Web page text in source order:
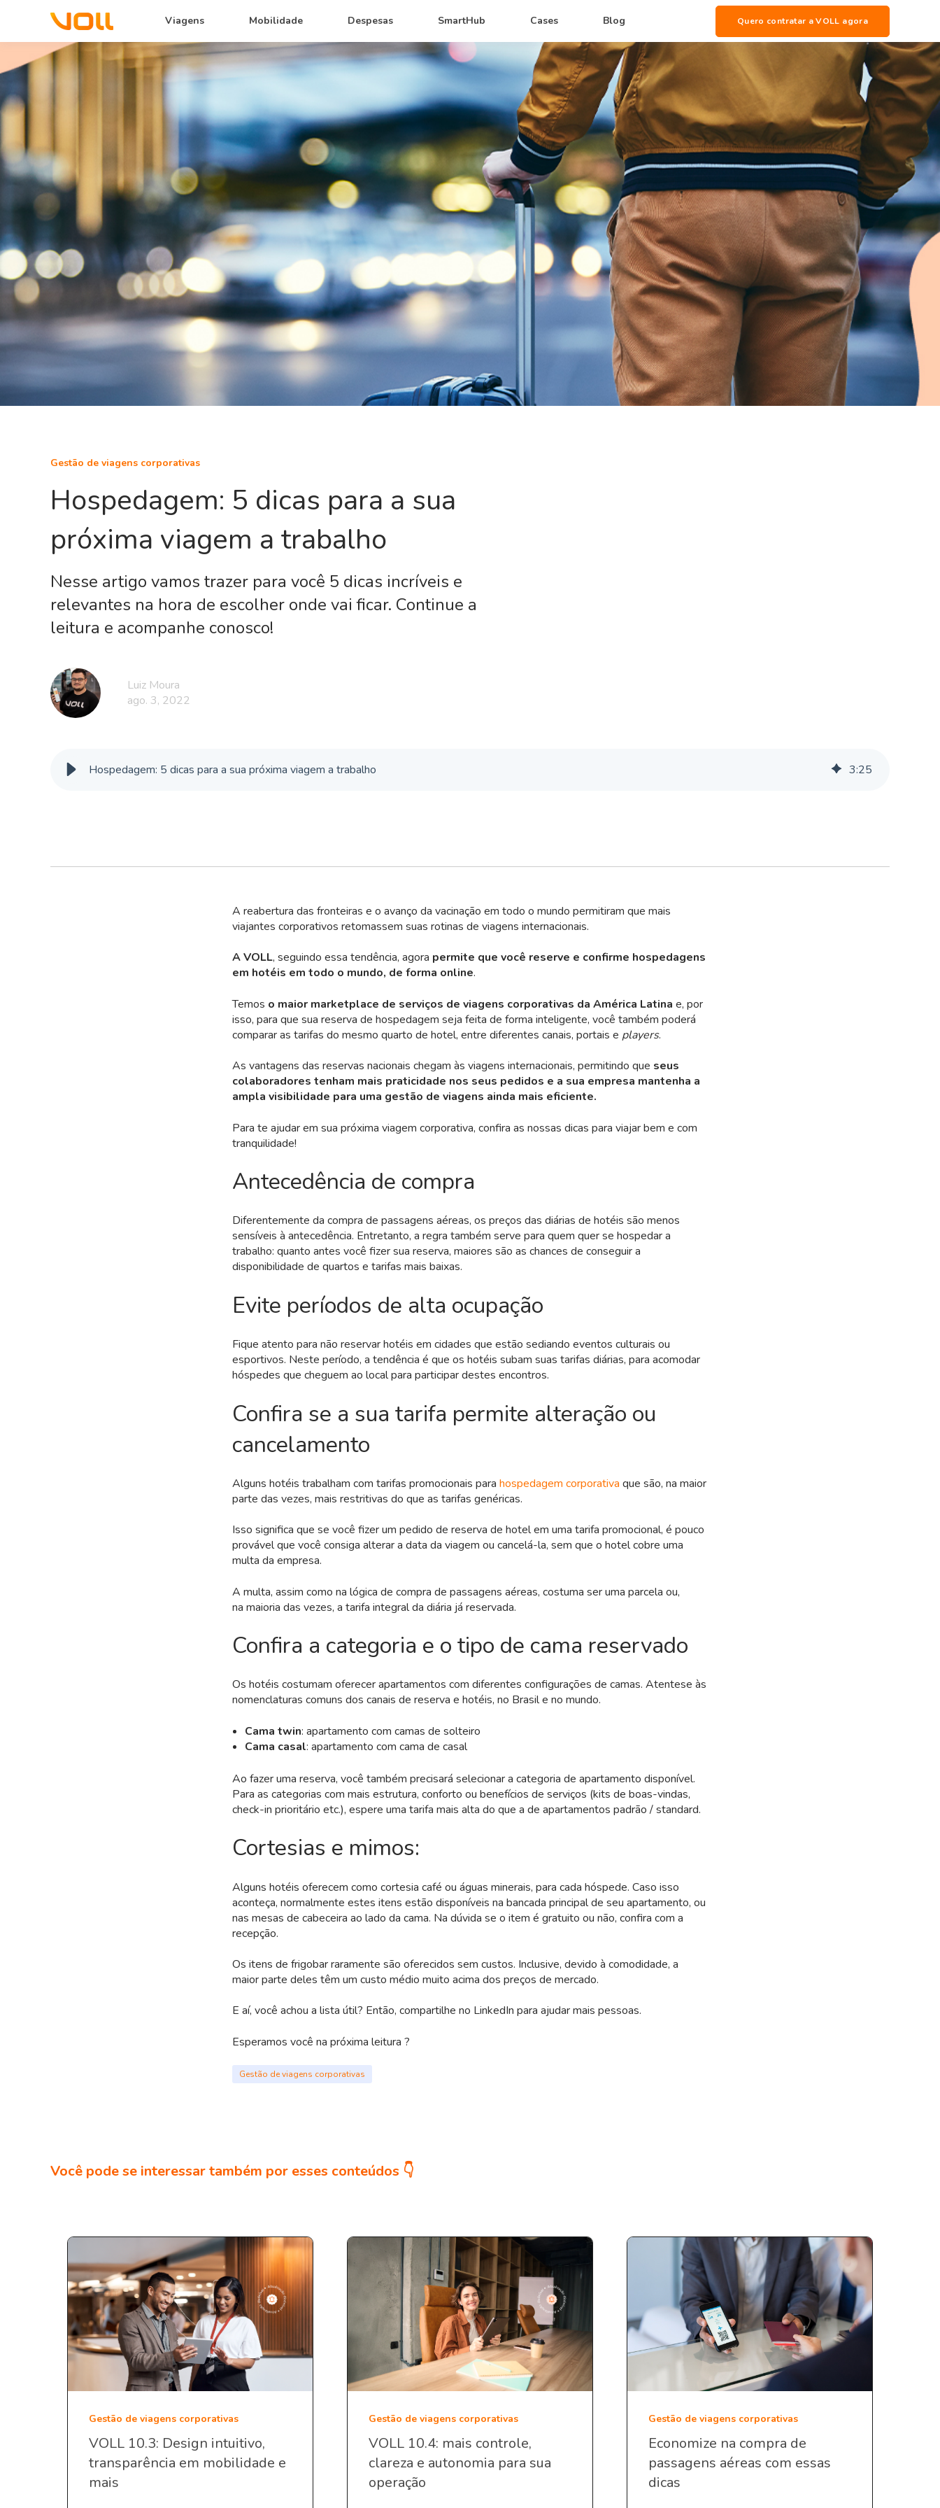
Viagens Mobilidade Despesas SmartHub Cases Blog Quero contratar a VOLL agora
Gestão de viagens corporativas
Hospedagem: 5 dicas para a sua
próxima viagem a trabalho
Nesse artigo vamos trazer para você 5 dicas incríveis e
relevantes na hora de escolher onde vai ficar. Continue a
leitura e acompanhe conosco!
Luiz Moura
ago. 3, 2022
Hospedagem: 5 dicas para a sua próxima viagem a trabalho 3:25
A reabertura das fronteiras e o avanço da vacinação em todo o mundo permitiram que mais
viajantes corporativos retomassem suas rotinas de viagens internacionais.
A VOLL, seguindo essa tendência, agora permite que você reserve e confirme hospedagens
em hotéis em todo o mundo, de forma online.
Temos o maior marketplace de serviços de viagens corporativas da América Latina e, por
isso, para que sua reserva de hospedagem seja feita de forma inteligente, você também poderá
comparar as tarifas do mesmo quarto de hotel, entre diferentes canais, portais e players.
As vantagens das reservas nacionais chegam às viagens internacionais, permitindo que seus
colaboradores tenham mais praticidade nos seus pedidos e a sua empresa mantenha a
ampla visibilidade para uma gestão de viagens ainda mais eficiente.
Para te ajudar em sua próxima viagem corporativa, confira as nossas dicas para viajar bem e com
tranquilidade!
Antecedência de compra
Diferentemente da compra de passagens aéreas, os preços das diárias de hotéis são menos
sensíveis à antecedência. Entretanto, a regra também serve para quem quer se hospedar a
trabalho: quanto antes você fizer sua reserva, maiores são as chances de conseguir a
disponibilidade de quartos e tarifas mais baixas.
Evite períodos de alta ocupação
Fique atento para não reservar hotéis em cidades que estão sediando eventos culturais ou
esportivos. Neste período, a tendência é que os hotéis subam suas tarifas diárias, para acomodar
hóspedes que cheguem ao local para participar destes encontros.
Confira se a sua tarifa permite alteração ou
cancelamento
Alguns hotéis trabalham com tarifas promocionais para hospedagem corporativa que são, na maior
parte das vezes, mais restritivas do que as tarifas genéricas.
Isso significa que se você fizer um pedido de reserva de hotel em uma tarifa promocional, é pouco
provável que você consiga alterar a data da viagem ou cancelá-la, sem que o hotel cobre uma
multa da empresa.
A multa, assim como na lógica de compra de passagens aéreas, costuma ser uma parcela ou,
na maioria das vezes, a tarifa integral da diária já reservada.
Confira a categoria e o tipo de cama reservado
Os hotéis costumam oferecer apartamentos com diferentes configurações de camas. Atentese às
nomenclaturas comuns dos canais de reserva e hotéis, no Brasil e no mundo.
Cama twin: apartamento com camas de solteiro
Cama casal: apartamento com cama de casal
Ao fazer uma reserva, você também precisará selecionar a categoria de apartamento disponível.
Para as categorias com mais estrutura, conforto ou benefícios de serviços (kits de boas-vindas,
check-in prioritário etc.), espere uma tarifa mais alta do que a de apartamentos padrão / standard.
Cortesias e mimos:
Alguns hotéis oferecem como cortesia café ou águas minerais, para cada hóspede. Caso isso
aconteça, normalmente estes itens estão disponíveis na bancada principal de seu apartamento, ou
nas mesas de cabeceira ao lado da cama. Na dúvida se o item é gratuito ou não, confira com a
recepção.
Os itens de frigobar raramente são oferecidos sem custos. Inclusive, devido à comodidade, a
maior parte deles têm um custo médio muito acima dos preços de mercado.
E aí, você achou a lista útil? Então, compartilhe no LinkedIn para ajudar mais pessoas.
Esperamos você na próxima leitura ?
Gestão de viagens corporativas
Você pode se interessar também por esses conteúdos 👇
Gestão de viagens corporativas
VOLL 10.3: Design intuitivo,
transparência em mobilidade e
mais
Gestão de viagens corporativas
VOLL 10.4: mais controle,
clareza e autonomia para sua
operação
Gestão de viagens corporativas
Economize na compra de
passagens aéreas com essas
dicas